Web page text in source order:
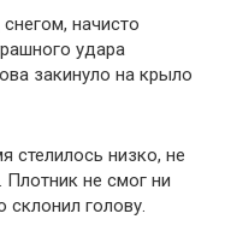
начисто
удара
закинуло на крыло
стелилось низко, не
Плотник не смог ни
склонил голову.